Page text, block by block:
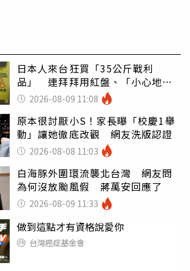
日本人來台狂買「35公斤戰利
品」 連拜拜用紅盤、「小心地
滑」告示牌也帶回家
2026-08-09 11:08
原本很討厭小S！家長曝「校慶1舉
動」讓她徹底改觀 網友洗版認證
2026-08-08 11:03
白海豚外圍環流襲北台灣 網友問
為何沒放颱風假 蔣萬安回應了
2026-08-09 11:33
做到這點才有資格說愛你
台灣癌症基金會